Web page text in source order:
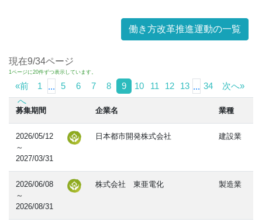
働き方改革推進運動の一覧
現在9/34ページ
1ページに20件ずつ表示しています。
«前
へ
1 ... 5 6 7 8 9 10 11 12 13 ... 34 次へ»
募集期間 企業名 業種
2026/05/12
～
2027/03/31
日本都市開発株式会社 建設業
2026/06/08
～
2026/08/31
株式会社 東亜電化 製造業